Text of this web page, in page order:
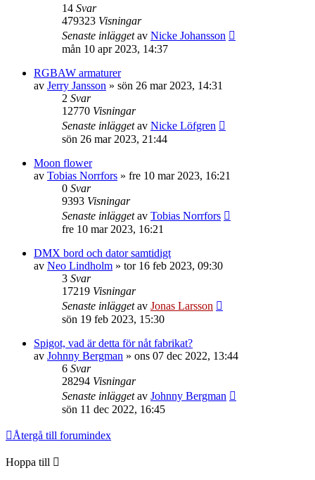
14 Svar
479323 Visningar
Senaste inläggetav Nicke Johansson
mån 10 apr 2023, 14:37
RGBAW armaturer
av Jerry Jansson » sön 26 mar 2023, 14:31
2 Svar
12770 Visningar
Senaste inläggetav Nicke Löfgren
sön 26 mar 2023, 21:44
Moon flower
av Tobias Norrfors » fre 10 mar 2023, 16:21
0 Svar
9393 Visningar
Senaste inläggetav Tobias Norrfors
fre 10 mar 2023, 16:21
DMX bord och dator samtidigt
av Neo Lindholm » tor 16 feb 2023, 09:30
3 Svar
17219 Visningar
Senaste inläggetav Jonas Larsson
sön 19 feb 2023, 15:30
Spigot, vad är detta för nåt fabrikat?
av Johnny Bergman » ons 07 dec 2022, 13:44
6 Svar
28294 Visningar
Senaste inläggetav Johnny Bergman
sön 11 dec 2022, 16:45
Återgå till forumindex
Hoppa till